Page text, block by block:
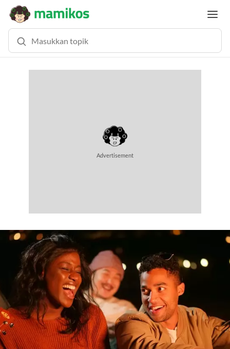
Advertisement